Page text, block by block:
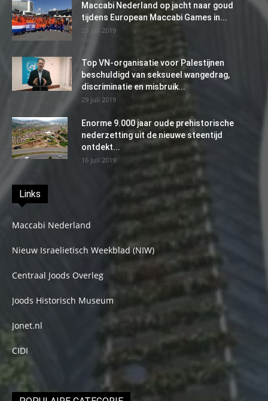
Maccabi Nederland op jacht naar goud
tijdens European Maccabi Games in...
29 juli 2019
Top VN-organisatie voor Palestijnen
beschuldigd van seksueel wangedrag,
discriminatie en misbruik...
29 juli 2019
Enorme 9.000 jaar oude prehistorische
nederzetting uit de nieuwe steentijd
ontdekt...
16 juli 2019
Links
Maccabi Nederland
Nieuw Israelietisch Weekblad (NIW)
Centraal Joods Overleg
Joods Historisch Museum
Jonet.nl
CIDI